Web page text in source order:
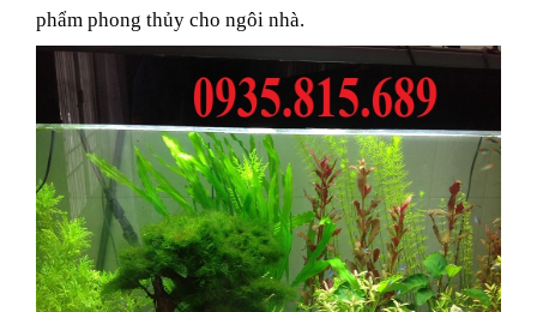
phẩm phong thủy cho ngôi nhà.